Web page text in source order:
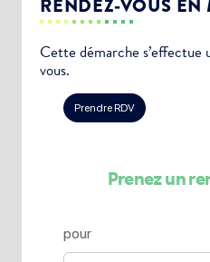
RENDEZ-VOUS
Cette démarche s’effectue
vous.